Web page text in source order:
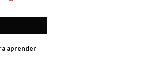
aprender